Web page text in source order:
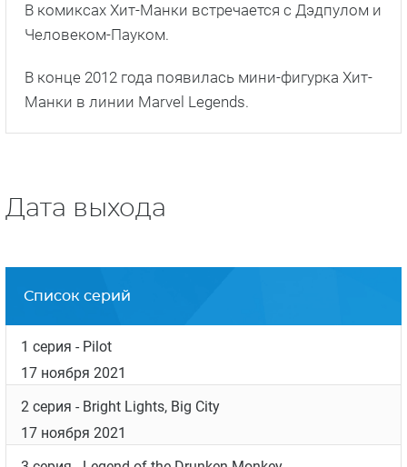
В комиксах Хит-Манки встречается с Дэдпулом и
Человеком-Пауком.
В конце 2012 года появилась мини-фигурка Хит-
Манки в линии Marvel Legends.
Дата выхода
Список серий
1 серия - Pilot
17 ноября 2021
2 серия - Bright Lights, Big City
17 ноября 2021